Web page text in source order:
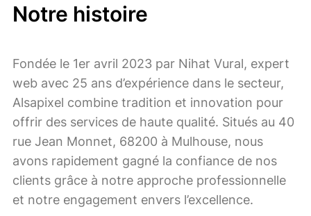
Notre histoire
Fondée le 1er avril 2023 par Nihat Vural, expert
web avec 25 ans d’expérience dans le secteur,
Alsapixel combine tradition et innovation pour
offrir des services de haute qualité. Situés au 40
rue Jean Monnet, 68200 à Mulhouse, nous
avons rapidement gagné la confiance de nos
clients grâce à notre approche professionnelle
et notre engagement envers l’excellence.